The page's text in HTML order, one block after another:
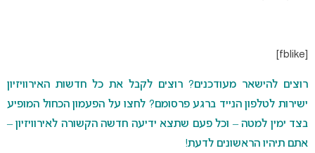
רוצים להישאר מעודכנים? רוצים לקבל את כל חדשות האירוויזיון
ישירות לטלפון הנייד ברגע פרסומם? לחצו על הפעמון הכחול המופיע
בצד ימין למטה – וכל פעם שתצא ידיעה חדשה הקשורה לאירוויזיון –
אתם תיהיו הראשונים לדעת!